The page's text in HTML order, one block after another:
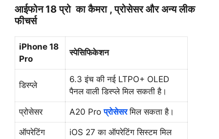
आईफोन 18 प्रो का कैमरा , प्रोसेसर और अन्य लीक
फीचर्स
iPhone 18
Pro
स्पेसिफिकेशन
डिस्प्ले
6.3 इंच की नई LTPO+ OLED
पैनल वाली डिस्प्ले मिल सकती है।
प्रोसेसर A20 Proप्रोसेसरमिल सकता है।
ऑपरेटिंग
iOS 27 का ऑपरेटिंग सिस्टम मिल